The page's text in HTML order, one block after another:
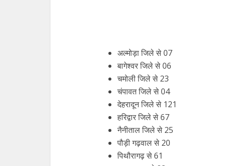
अल्मोड़ा जिले से 07
बागेश्वर जिले से 06
चमोली जिले से 23
चंपावत जिले से 04
देहरादून जिले से 121
हरिद्वार जिले से 67
नैनीताल जिले से 25
पौड़ी गढ़वाल से 20
पिथौरागढ़ से 61